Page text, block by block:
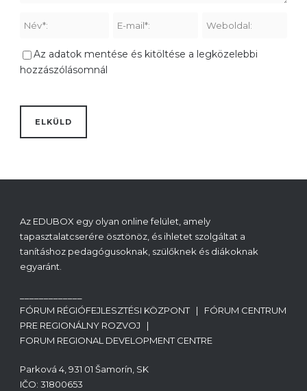
Az adatok mentése és kitöltése a legközelebbi
hozzászólásomnál
Az EDUBOX egy olyan online felület, amely
tapasztalatcserére ösztönöz, és ihletet szolgáltat a
tanításhoz pedagógusoknak, szülőknek és diákoknak
egyaránt.
FÓRUM RÉGIÓFEJLESZTÉSI KÖZPONT | FÓRUM CENTRUM
PRE REGIONÁLNY ROZVOJ |
FORUM REGIONAL DEVELOPMENT CENTRE
Parková 4, 931 01 Šamorín, SK
IČO: 31800653